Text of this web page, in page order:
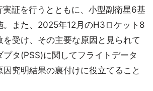
証を行うとともに、小型副衛星6基
。また、2025年12月のH3ロケット8
受け、その主要な原因と見られて
プタ(PSS)に関してフライトデータ
因究明結果の裏付けに役立てること